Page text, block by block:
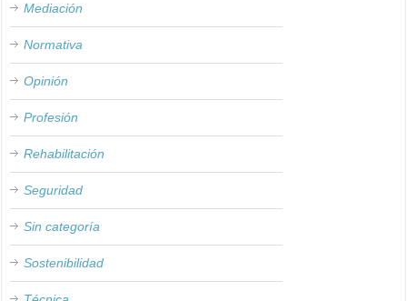
Mediación
Normativa
Opinión
Profesión
Rehabilitación
Seguridad
Sin categoría
Sostenibilidad